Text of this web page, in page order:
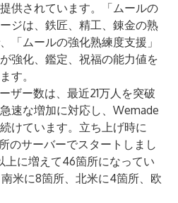
供されています。「ムールの
ジは、鉄匠、精工、錬金の熟
「ムールの強化熟練度支援」
強化、鑑定、祝福の能力値を
す。
ザー数は、最近21万人を突破
速な増加に対応し、Wemade
けています。立ち上げ時に
のサーバーでスタートしまし
上に増えて46箇所になってい
米に8箇所、北米に4箇所、欧